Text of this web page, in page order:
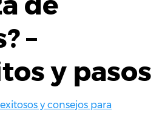
–
y pasos
y consejos para